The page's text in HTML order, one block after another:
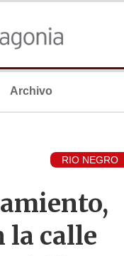
Archivo
RIO NEGRO
la calle